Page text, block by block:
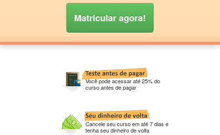
Matricular agora!
Você pode acessar até 25% do
curso antes de pagar
Cancele seu curso em até 7 dias e
tenha seu dinheiro de volta